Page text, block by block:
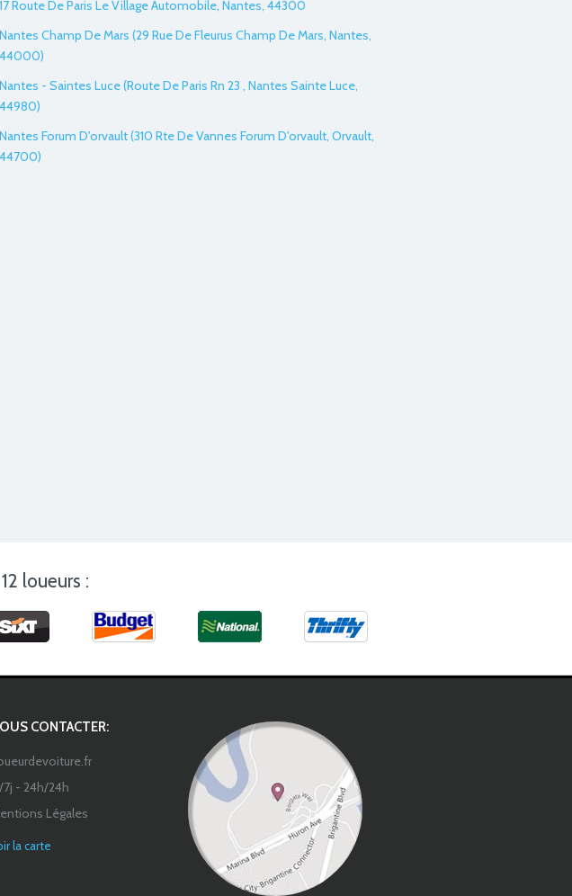
17 Route De Paris Le Village Automobile, Nantes, 44300
Nantes Champ De Mars (29 Rue De Fleurus Champ De Mars, Nantes,
44000)
Nantes - Saintes Luce (Route De Paris Rn 23 , Nantes Sainte Luce,
44980)
Nantes Forum D'orvault (310 Rte De Vannes Forum D'orvault, Orvault,
44700)
loueurs :
CONTACTER:
7j - 24h/24h
Légales
la carte